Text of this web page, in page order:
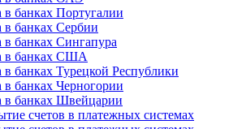
в банках Португалии
в банках Сербии
в банках Сингапура
в банках США
в банках Турецкой Республики
в банках Черногории
в банках Швейцарии
счетов в платежных системах